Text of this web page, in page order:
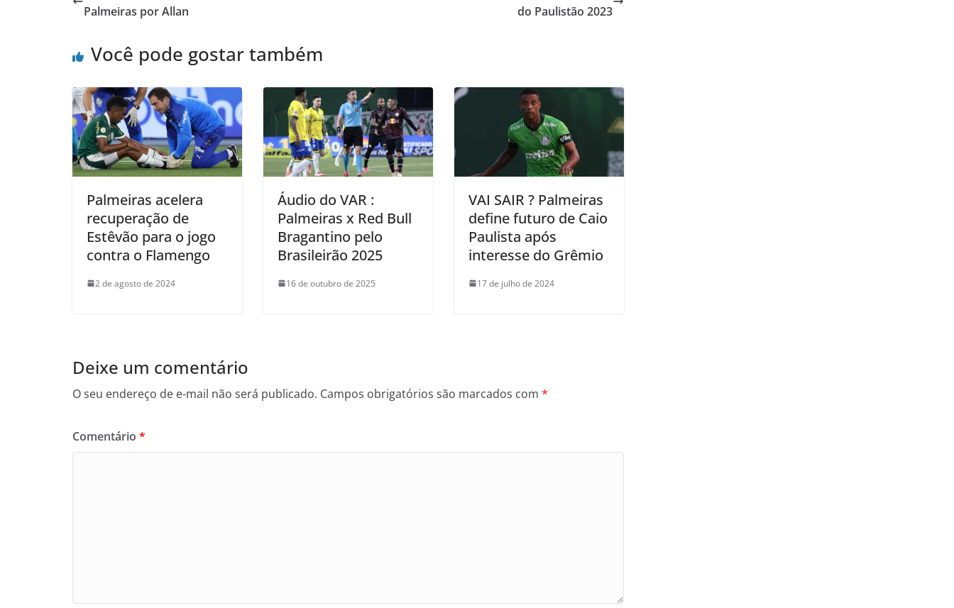
Palmeiras por Allan
do Paulistão 2023
Você pode gostar também
Palmeiras acelera
recuperação de
Estêvão para o jogo
contra o Flamengo
2 de agosto de 2024
Áudio do VAR :
Palmeiras x Red Bull
Bragantino pelo
Brasileirão 2025
16 de outubro de 2025
VAI SAIR ? Palmeiras
define futuro de Caio
Paulista após
interesse do Grêmio
17 de julho de 2024
Deixe um comentário
O seu endereço de e-mail não será publicado. Campos obrigatórios são marcados com *
Comentário *